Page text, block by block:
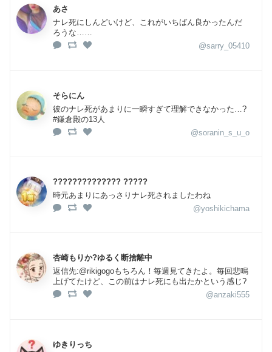
あさ
ナレ死にしんどいけど、これがいちばん良かったんだ
ろうな……
@sarry_05410
そらにん
彼のナレ死があまりに一瞬すぎて理解できなかった…?
#鎌倉殿の13人
@soranin_s_u_o
?????????????? ?????
時元あまりにあっさりナレ死されましたわね
@yoshikichama
杏崎もりか?ゆるく断捨離中
返信先:@rikigogoもちろん！毎週見てきたよ。毎回悲鳴
上げてたけど、この前はナレ死にも出たかという感じ?
@anzaki555
ゆきりっち